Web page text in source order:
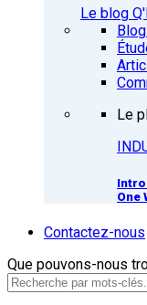
Le blog
Le
One
Contactez-nous
Que pouvons-nous